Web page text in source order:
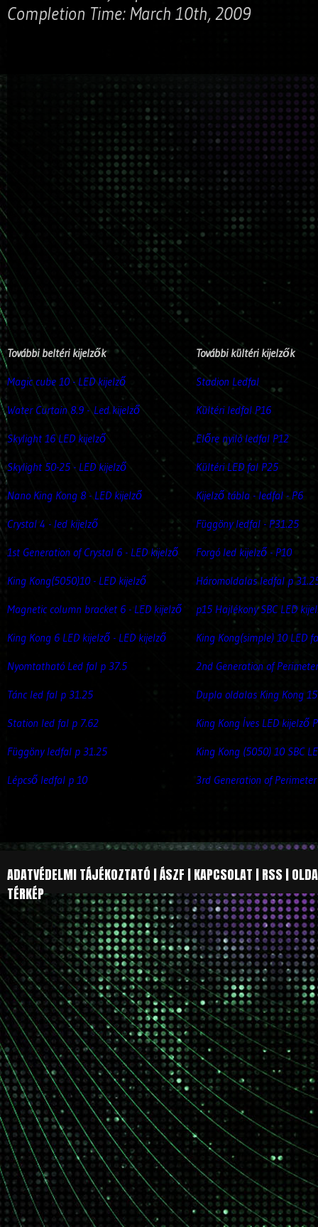
Completion Time: March 10th, 2009
További beltéri kijelzők
További kültéri kijelzők
Magic cube 10 - LED kijelző
Stadion Ledfal
Water Curtain 8.9 -Led kijelző
Kültéri ledfal P16
Skylight 16 LED kijelző
Előre nyiló ledfal P12
Skylight 50-25 - LED kijelző
Kültéri LED fal P25
Nano King Kong 8 - LED kijelző
Kijelző tábla - ledfal - P6
Crystal 4 - led kijelző
Függöny ledfal - P31.25
1st Generation of Crystal 6 - LED kijelző
Forgó led kijelző - P10
King Kong(5050)10 - LED kijelző
Háromoldalas ledfal p
Magnetic column bracket 6 - LED kijelző
p15 Hajlékony SBC LED
King Kong 6 LED kijelző - LED kijelző
King Kong(simple) 10 LED
Nyomtatható Led fal p 37.5
2nd Generation of
Tánc led fal p 31.25
Dupla oldalas King Kong
Station led fal p 7.62
King Kong Íves LED kijelző
Függöny ledfal p 31.25
King Kong (5050) 10 SBC
Lépcső ledfal p 10
3rd Generation of
ADATVÉDELMI TÁJÉKOZTATÓ |ÁSZF |KAPCSOLAT |RSS|
TÉRKÉP